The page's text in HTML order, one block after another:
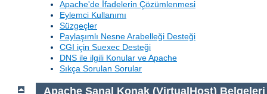
Apache'de İfadelerin Çözümlenmesi
Eylemci Kullanımı
Süzgeçler
Paylaşımlı Nesne Arabelleği Desteği
CGI için Suexec Desteği
DNS ile ilgili Konular ve Apache
Sıkça Sorulan Sorular
Apache Sanal Konak (VirtualHost) Belgeleri